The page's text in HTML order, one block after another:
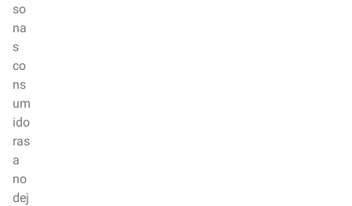
so
na
s
co
ns
um
ido
ras
a
no
dej